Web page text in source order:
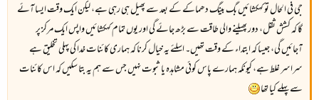
جی فی الحال تو کہکشائیں بگ بینگ دھماکے کے بعد سے پھیل ہی رہی ہے، لیکن ایک وقت ایسا آئے
گا کہ کشش ثقل، دور پھیلنے والی طاقت سے بڑھ جائے گی اور یوں تمام کہکشائیں واپس ایک مرکز پر
آجائیں گی، جیسا کہ ابتداء کے وقت تھیں۔ اسلئے یہ خیال کرنا کہ ہماری کائنات خدا کی پہلی تخلیق ہے
سراسر غلط ہے، کیونکہہمارے پاس کوئی مشاہدہ یا ثبوت نہیں جس سے ہم یہ بتا سکیں کہ اس کائنات
سے پہلے کیا تھا